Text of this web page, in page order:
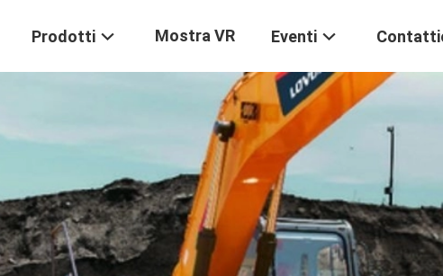
Prodotti Mostra VR Eventi